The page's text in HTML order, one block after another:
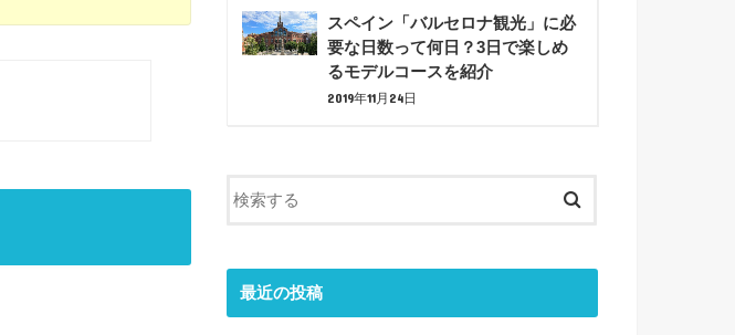
スペイン「バルセロナ観光」に必
要な日数って何日？3日で楽しめ
るモデルコースを紹介
2019年11月24日
最近の投稿